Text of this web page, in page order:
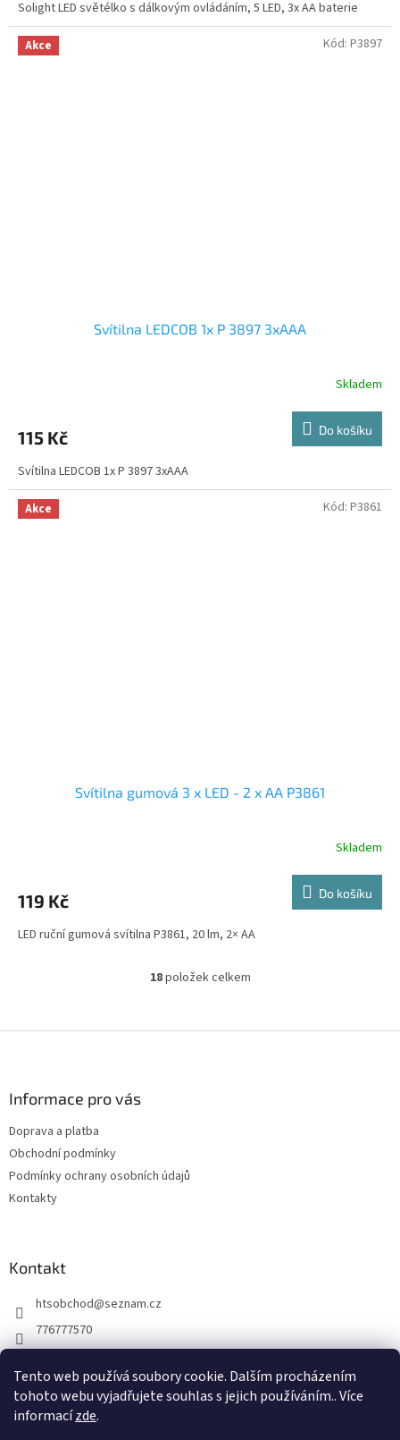
Tento web používá soubory cookie. Dalším procházením
tohoto webu vyjadřujete souhlas s jejich používáním.. Více
informacízde.
Solight LED světélko s dálkovým ovládáním, 5 LED, 3x AA baterie
Akce
Svítilna LEDCOB 1x P 3897 3xAAA
Skladem
115 Kč Do košíku
Svítilna LEDCOB 1x P 3897 3xAAA
Kód: P3897
Akce
Svítilna gumová 3 x LED - 2 x AA P3861
Skladem
119 Kč Do košíku
LED ruční gumová svítilna P3861, 20 lm, 2× AA
Kód: P3861
O
á
18položek celkem
Informace pro vás
Doprava a platba
Obchodní podmínky
Podmínky ochrany osobních údajů
Kontakty
Kontakt
htsobchod@seznam.cz
776777570
https://www.facebook.com/Elektro-Vr%C5%A1ovick%C3%A1-229
214624677338